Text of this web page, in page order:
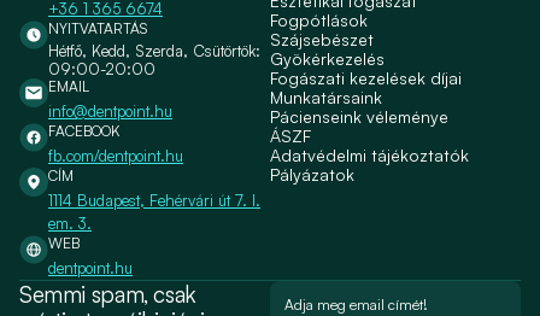
+36 1 365 6674
NYITVATARTÁS
Hétfő, Kedd, Szerda, Csütörtök:
09:00-20:00
EMAIL
info@dentpoint.hu
FACEBOOK
fb.com/dentpoint.hu
CÍM
1114 Budapest, Fehérvári út 7. I.
em. 3.
WEB
dentpoint.hu
Fogpótlások
Szájsebészet
Gyökérkezelés
Fogászati kezelések díjai
Munkatársaink
Pácienseink véleménye
ÁSZF
Adatvédelmi tájékoztatók
Pályázatok
Semmi spam, csak